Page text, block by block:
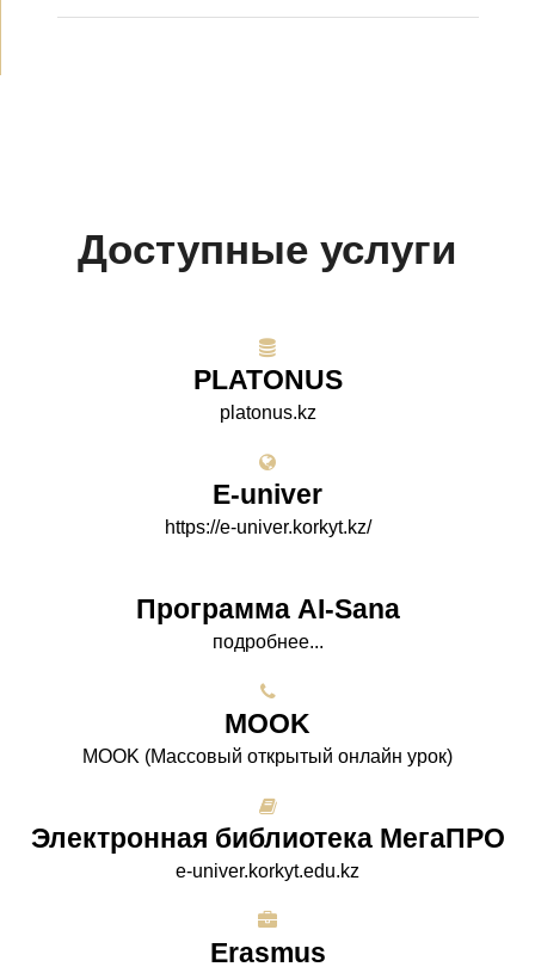
Доступные услуги
PLATONUS
platonus.kz
E-univer
https://e-univer.korkyt.kz/
Программа AI-Sana
подробнее...
МООK
МООK (Массовый открытый онлайн урок)
Электронная библиотека МегаПРО
e-univer.korkyt.edu.kz
Erasmus